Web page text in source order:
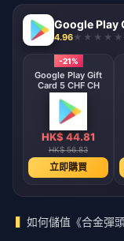
Google Play
4.96
-21%
Google Play Gift
Card 5 CHF CH
HK$ 44.81
HK$ 56.83
立即購買
如何儲值《合金彈